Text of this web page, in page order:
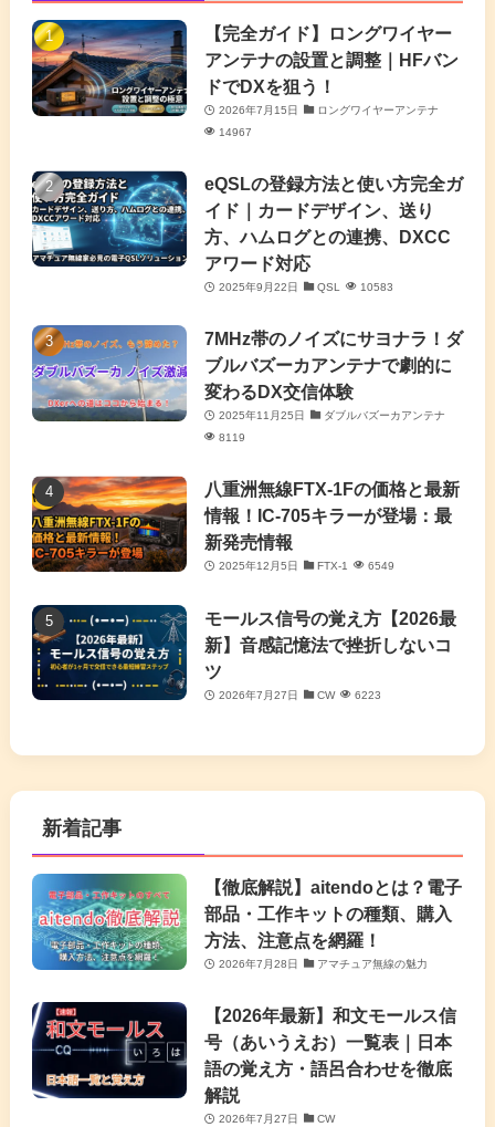
(4)
(3)
(7)
(6)
(7)
(5)
(4)
(2)
(5)
(11)
(1)
【完全ガイド】ロングワイヤー
アンテナの設置と調整｜HFバン
ドでDXを狙う！
2026年7月15日
ロングワイヤーアンテナ
14967
eQSLの登録方法と使い方完全ガ
イド｜カードデザイン、送り
方、ハムログとの連携、DXCC
アワード対応
2025年9月22日 QSL 10583
7MHz帯のノイズにサヨナラ！ダ
ブルバズーカアンテナで劇的に
変わるDX交信体験
2025年11月25日
ダブルバズーカアンテナ
8119
八重洲無線FTX-1Fの価格と最新
情報！IC-705キラーが登場：最
新発売情報
2025年12月5日 FTX-1 6549
モールス信号の覚え方【2026最
新】音感記憶法で挫折しないコ
ツ
2026年7月27日 CW 6223
新着記事
【徹底解説】aitendoとは？電子
部品・工作キットの種類、購入
方法、注意点を網羅！
2026年7月28日 アマチュア無線の魅力
【2026年最新】和文モールス信
号（あいうえお）一覧表｜日本
語の覚え方・語呂合わせを徹底
解説
2026年7月27日 CW